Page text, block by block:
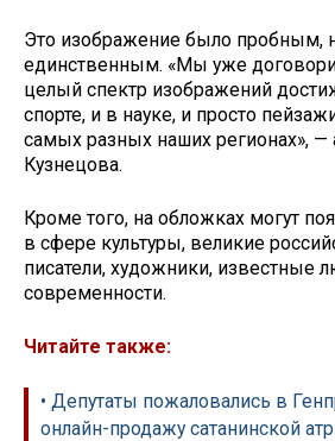
Это изображение было пробным,
единственным. «Мы уже
целый спектр изображений
спорте, и в науке, и просто
самых разных наших регионах», —
Кузнецова.
Кроме того, на обложках могут
в сфере культуры, великие
писатели, художники, известные
современности.
Читайте также:
• Депутаты пожаловались в
онлайн-продажу сатанинской